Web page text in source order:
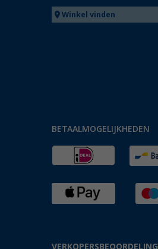
Winkel vinden
BETAALMOGELIJKHEDEN
VERKOPERSBEOORDELING